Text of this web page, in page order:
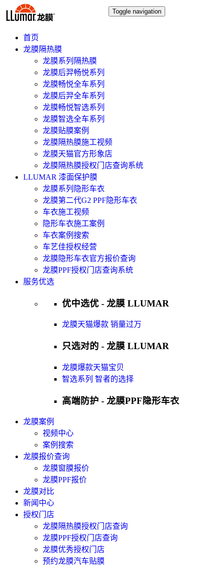
Toggle navigation
首页
龙膜隔热膜
龙膜系列隔热膜
龙膜后羿畅悦系列
龙膜畅悦全车系列
龙膜后羿全车系列
龙膜畅悦智选系列
龙膜智选全车系列
龙膜贴膜案例
龙膜隔热膜施工视频
龙膜天猫官方形象店
龙膜隔热膜授权门店查询系统
LLUMAR 漆面保护膜
龙膜系列隐形车衣
龙膜第二代G2 PPF隐形车衣
车衣施工视频
隐形车衣施工案例
车衣案例搜索
车艺佳授权经营
龙膜隐形车衣官方报价查询
龙膜PPF授权门店查询系统
服务优选
优中选优 - 龙膜 LLUMAR
龙膜天猫爆款 销量过万
只选对的 - 龙膜 LLUMAR
龙膜爆款天猫宝贝
智选系列 智者的选择
高端防护 - 龙膜PPF隐形车衣
龙膜案例
视频中心
案例搜索
龙膜报价查询
龙膜窗膜报价
龙膜PPF报价
龙膜对比
新闻中心
授权门店
龙膜隔热膜授权门店查询
龙膜PPF授权门店查询
龙膜优秀授权门店
预约龙膜汽车贴膜